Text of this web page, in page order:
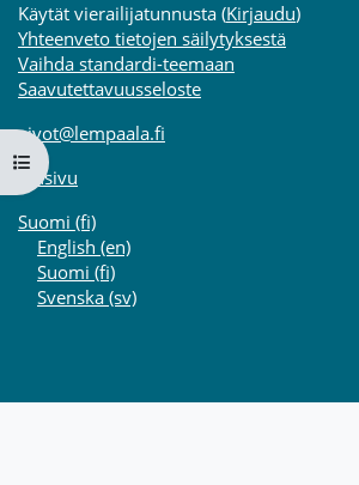
Avaa kurssisisältö
Käytät vierailijatunnusta (Kirjaudu)
Yhteenveto tietojen säilytyksestä
Vaihda standardi-teemaan
Saavutettavuusseloste
aivot@lempaala.fi
Etusivu
Suomi ‎(fi)‎
English ‎(en)‎
Suomi ‎(fi)‎
Svenska ‎(sv)‎